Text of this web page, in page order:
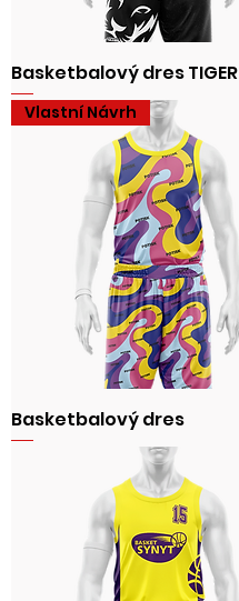
Basketbalový dres TIGER
Vlastní Návrh
Basketbalový dres